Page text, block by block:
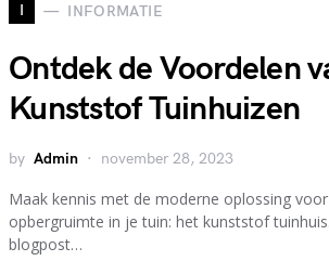
I INFORMATIE
Ontdek de Voordelen
Kunststof Tuinhuizen
by Admin november 28, 2023
Maak kennis met de moderne oplossing
opbergruimte in je tuin: het kunststof
blogpost…